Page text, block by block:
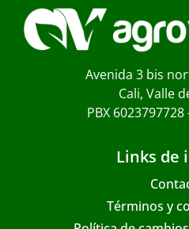
Avenida 3 bis
Cali, Valle
PBX
Links de
Términos y